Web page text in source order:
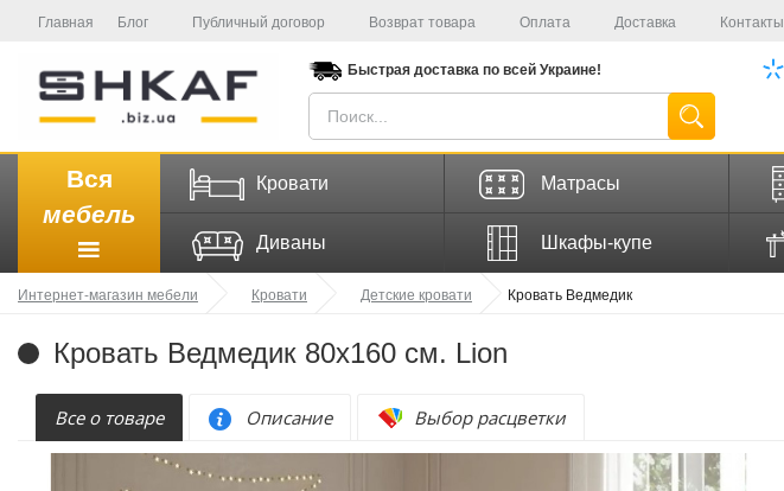
Главная Блог Публичный договор Возврат товара Оплата Доставка Контакты
Быстрая доставка по всей Украине!
Вся
мебель
Кровати Матрасы
Диваны Шкафы-купе
Интернет-магазин мебели Кровати Детские кровати Кровать Ведмедик
Кровать Ведмедик 80х160 см. Lion
Все о товаре Описание Выбор расцветки